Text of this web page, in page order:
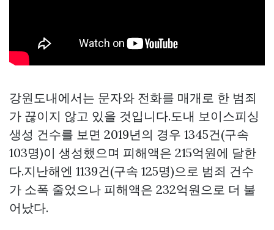
강원도내에서는 문자와 전화를 매개로 한 범죄
가 끊이지 않고 있을 것입니다.도내 보이스피싱
생성 건수를 보면 2019년의 경우 1345건(구속
103명)이 생성했으며 피해액은 215억원에 달한
다.지난해엔 1139건(구속 125명)으로 범죄 건수
가 소폭 줄었으나 피해액은 232억원으로 더 불
어났다.